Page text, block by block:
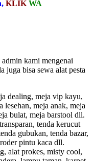
KLIK WA
kami mengenai
juga bisa sewa alat pesta
dealing, meja vip kayu,
meja anak, meja
bulat, meja barstool dll.
tenda kerucut
gubukan, tenda bazar,
pintu kaca dll.
alat prokes, misty cool,